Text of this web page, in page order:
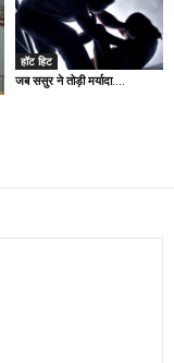
हॉट हिट
जब ससुर ने तोड़ी मर्यादा….